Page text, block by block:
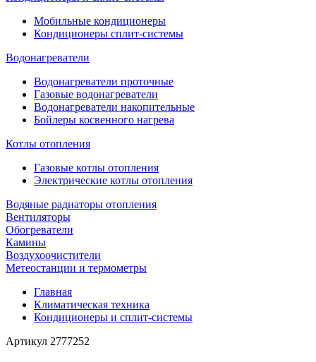
Мобильные кондиционеры
Кондиционеры сплит-системы
Водонагреватели
Водонагреватели проточные
Газовые водонагреватели
Водонагреватели накопительные
Бойлеры косвенного нагрева
Котлы отопления
Газовые котлы отопления
Электрические котлы отопления
Водяные радиаторы отопления
Вентиляторы
Обогреватели
Камины
Воздухоочистители
Метеостанции и термометры
Главная
Климатическая техника
Кондиционеры и сплит-системы
Артикул 2777252